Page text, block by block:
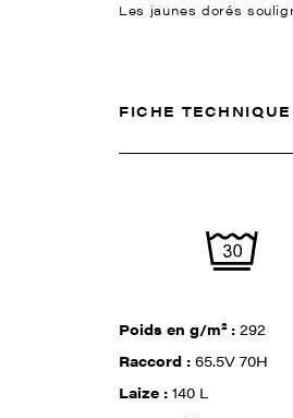
Les jaunes dorés
FICHE TECHNIQUE
Poids en g/m² :292
Raccord :65.5V 70H
Laize :140 L